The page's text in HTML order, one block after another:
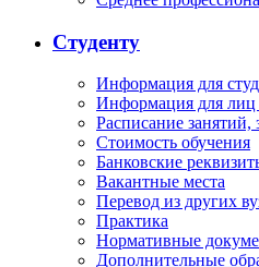
Студенту
Информация для
Информация для
Расписание занятий,
Стоимость обучения
Банковские
Вакантные места
Перевод из других
Практика
Нормативные
Дополнительные